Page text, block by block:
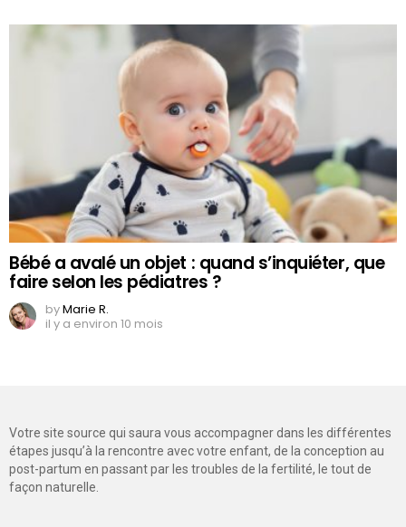
Bébé a avalé un objet : quand s’inquiéter, que
faire selon les pédiatres ?
byMarie R.
il y a environ 10 mois
Votre site source qui saura vous accompagner dans les différentes
étapes jusqu’à la rencontre avec votre enfant, de la conception au
post-partum en passant par les troubles de la fertilité, le tout de
façon naturelle.